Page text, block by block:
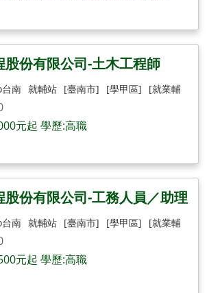
股份有限公司-土木工程師
南 就輔站 [臺南市] [學甲區]
[就業輔
元起 學歷:高職
股份有限公司-工務人員／助理
南 就輔站 [臺南市] [學甲區]
[就業輔
元起 學歷:高職